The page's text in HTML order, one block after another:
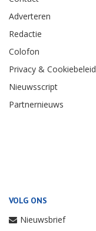
Adverteren
Redactie
Colofon
Privacy & Cookiebeleid
Nieuwsscript
Partnernieuws
VOLG ONS
Nieuwsbrief